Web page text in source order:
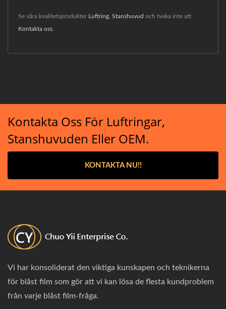
Se våra kvalitetsprodukter Luftring Stanshuvud och tveka inte att
Kontakta oss
Kontakta Oss För Luftringar,
Stanshuvuden Eller OEM.
KONTAKTA NU!!
Vi har konsoliderat den viktiga kunskapen och teknikerna
för blåst film som gör att vi kan lösa de flesta kundproblem
från varje blåst film-fråga.